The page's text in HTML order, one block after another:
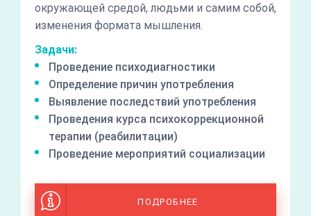
окружающей средой, людьми и самим собой,
изменения формата мышления.
Задачи:
Проведение психодиагностики
Определение причин употребления
Выявление последствий употребления
Проведения курса психокоррекционной
терапии (реабилитации)
Проведение мероприятий социализации
ПОДРОБНЕЕ